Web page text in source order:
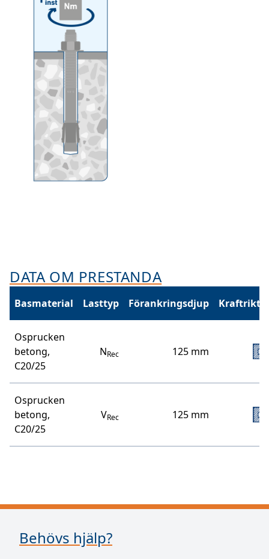
DATA OM PRESTANDA
Basmaterial Lasttyp Förankringsdjup
Osprucken
betong,
C20/25
NRec 125 mm
Osprucken
betong,
C20/25
VRec 125 mm
Behövs hjälp?